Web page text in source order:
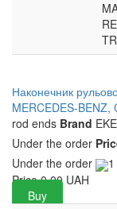
Наконечник
MERCEDES-BENZ,
rod ends Brand
Under the order
Under the order
1
Price 0.00 UAH
Buy